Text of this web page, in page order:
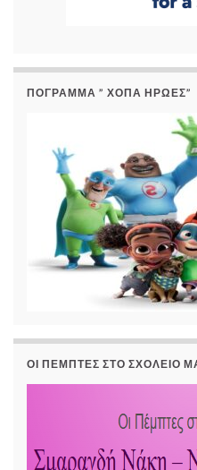
ΠΟΓΡΑΜΜΑ ” ΧΟΠΑ ΗΡΩΕΣ”
ΟΙ ΠΈΜΠΤΕΣ ΣΤΟ ΣΧΟΛΕΊΟ